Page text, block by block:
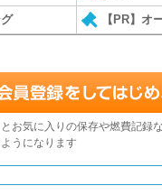
【PR】オ
お気に入りの保存や燃費記録
うになります